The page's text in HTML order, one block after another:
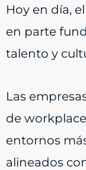
Hoy en día,
en parte
talento y
Las
de
entornos
alineados